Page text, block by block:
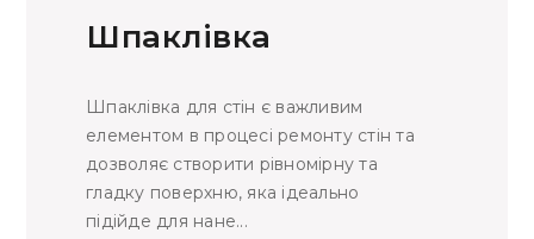
Шпаклівка
Шпаклівка для стін є важливим
елементом в процесі ремонту стін та
дозволяє створити рівномірну та
гладку поверхню, яка ідеально
підійде для нане...